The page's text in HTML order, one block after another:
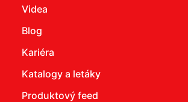
Videa
Blog
Kariéra
Katalogy a letáky
Produktový feed